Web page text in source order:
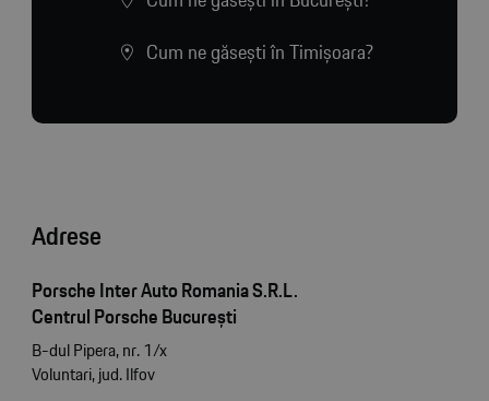
Cum ne găsești în Timișoara?
Adrese
Porsche Inter Auto Romania S.R.L.
Centrul Porsche București
B-dul Pipera, nr. 1/x
Voluntari, jud. Ilfov